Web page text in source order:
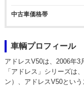
中古車価格帯
車輌プロフィール
アドレスV50は、2006年3
「アドレス」シリーズは
ン）、アドレスV50とい